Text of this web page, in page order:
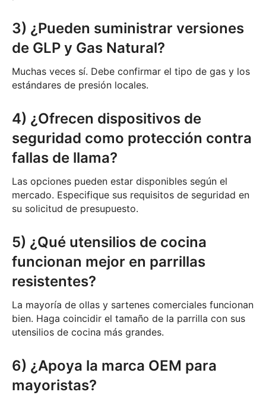
3) ¿Pueden suministrar versiones
de GLP y Gas Natural?
Muchas veces sí. Debe confirmar el tipo de gas y los
estándares de presión locales.
4) ¿Ofrecen dispositivos de
seguridad como protección contra
fallas de llama?
Las opciones pueden estar disponibles según el
mercado. Especifique sus requisitos de seguridad en
su solicitud de presupuesto.
5) ¿Qué utensilios de cocina
funcionan mejor en parrillas
resistentes?
La mayoría de ollas y sartenes comerciales funcionan
bien. Haga coincidir el tamaño de la parrilla con sus
utensilios de cocina más grandes.
6) ¿Apoya la marca OEM para
mayoristas?